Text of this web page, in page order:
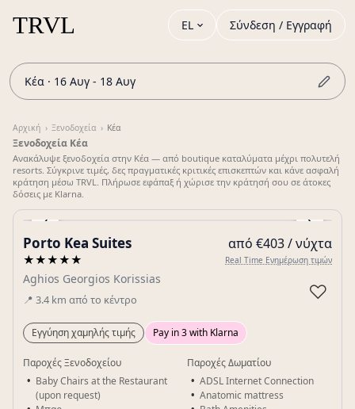
EL Σύνδεση / Εγγραφή
Κέα · 16 Αυγ - 18 Αυγ
Αρχική › Ξενοδοχεία › Κέα
Ξενοδοχεία Κέα
Ανακάλυψε ξενοδοχεία στην Κέα — από boutique καταλύματα μέχρι πολυτελή
resorts. Σύγκρινε τιμές, δες πραγματικές κριτικές επισκεπτών και κάνε ασφαλή
κράτηση μέσω TRVL. Πλήρωσε εφάπαξ ή χώρισε την κράτησή σου σε άτοκες
δόσεις με Klarna.
‹ ›
Gallery
Porto Kea Suites
★★★★★
Aghios Georgios Korissias
📍 3.4 km από το κέντρο
από €403 / νύχτα
Real Time Ενημέρωση τιμών
♡
Εγγύηση χαμηλής τιμής Pay in 3 with Klarna
Παροχές Ξενοδοχείου
Baby Chairs at the Restaurant
(upon request)
Παροχές Δωματίου
ADSL Internet Connection
Anatomic mattress